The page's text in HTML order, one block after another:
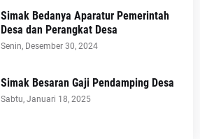
Simak Bedanya Aparatur Pemerintah
Desa dan Perangkat Desa
Senin, Desember 30, 2024
Simak Besaran Gaji Pendamping Desa
Sabtu, Januari 18, 2025